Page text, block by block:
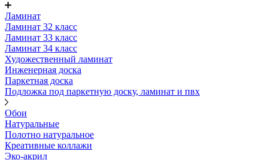
Ламинат
Ламинат 32 класс
Ламинат 33 класс
Ламинат 34 класс
Художественный ламинат
Инженерная доска
Паркетная доска
Подложка под паркетную доску, ламинат и пвх
Обои
Натуральные
Полотно натуральное
Креативные коллажи
Эко-акрил